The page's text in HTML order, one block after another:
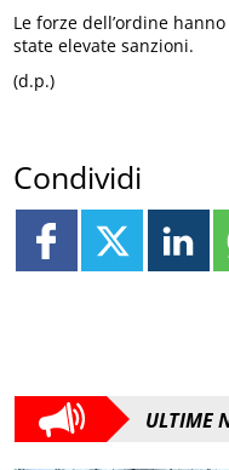
Le forze dell’ordine
state elevate sanzioni.
(d.p.)
Condividi
ULTIME